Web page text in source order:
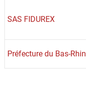
SAS FIDUREX
Préfecture du Bas-Rhin